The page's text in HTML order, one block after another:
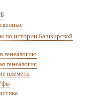
по истории Башкирской
генеалогию
генеалогия
племена